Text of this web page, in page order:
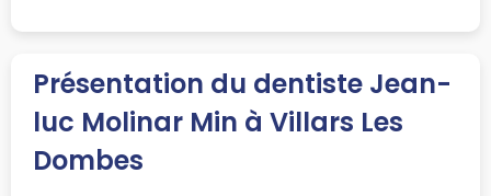
Présentation du dentiste Jean-
luc Molinar Min à Villars Les
Dombes